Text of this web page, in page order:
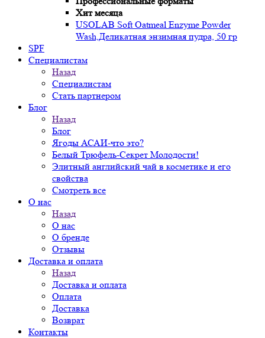
Хит месяца
USOLAB Soft Oatmeal Enzyme Powder
Wash,Деликатная энзимная пудра, 50 гр
SPF
Специалистам
Назад
Специалистам
Стать партнером
Блог
Назад
Блог
Ягоды АСАИ-что это?
Белый Трюфель-Секрет Молодости!
Элитный английский чай в косметике и его
свойства
Смотреть все
О нас
Назад
О нас
О бренде
Отзывы
Доставка и оплата
Назад
Доставка и оплата
Оплата
Доставка
Возврат
Контакты